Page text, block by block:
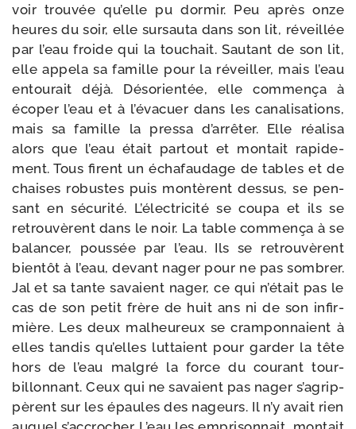
voir trou­vée qu’elle pu dor­mir. Peu après onze
heures du soir, elle sur­sau­ta dans son lit, réveillée
par l’eau froide qui la tou­chait. Sautant de son lit,
elle appe­la sa famille pour la réveiller, mais l’eau
entou­rait déjà. Désorientée, elle com­men­ça à
éco­per l’eau et à l’é­va­cuer dans les cana­li­sa­tions,
mais sa famille la pres­sa d’ar­rê­ter. Elle réa­li­sa
alors que l’eau était par­tout et mon­tait rapi­de­
ment. Tous firent un écha­fau­dage de tables et de
chaises robustes puis mon­tèrent des­sus, se pen­
sant en sécu­ri­té. L’électricité se cou­pa et ils se
retrou­vèrent dans le noir. La table com­men­ça à se
balan­cer, pous­sée par l’eau. Ils se retrou­vèrent
bien­tôt à l’eau, devant nager pour ne pas som­brer.
Jal et sa tante savaient nager, ce qui n’é­tait pas le
cas de son petit frère de huit ans ni de son infir­
mière. Les deux mal­heu­reux se cram­pon­naient à
elles tan­dis qu’elles lut­taient pour gar­der la tête
hors de l’eau mal­gré la force du cou­rant tour­
billon­nant. Ceux qui ne savaient pas nager s’a­grip­
pèrent sur les épaules des nageurs. Il n’y avait rien